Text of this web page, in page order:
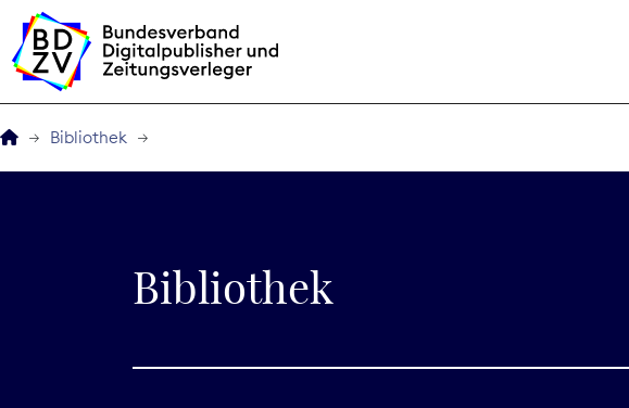
BDZVplus GmbH
Bibliothek
Bibliothek